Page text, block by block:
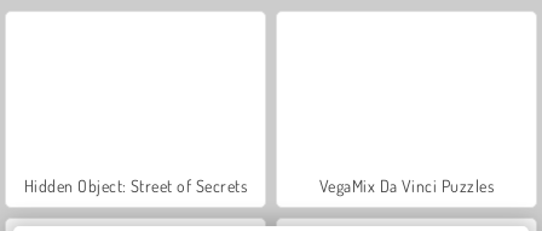
Hidden Object: Street of Secrets VegaMix Da Vinci Puzzles